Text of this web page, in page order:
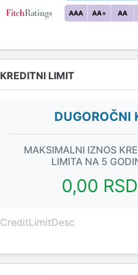
KREDITNI LIMIT
DUGOROČNI
MAKSIMALNI IZNOS
LIMITA NA 5
0,00 RSD
CreditLimitDesc